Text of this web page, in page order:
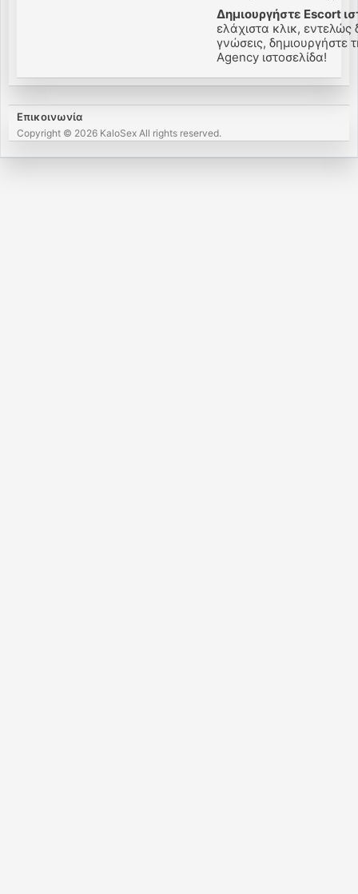
Δημιουργήστε Escort
ελάχιστα κλικ,
γνώσεις, δημιουργήστε
Agency ιστοσελίδα!
Επικοινωνία
Copyright © 2026 KaloSex All rights reserved.